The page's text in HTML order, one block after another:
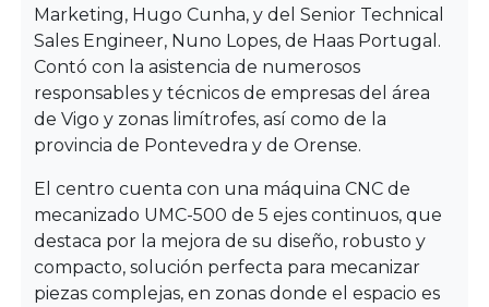
Marketing, Hugo Cunha, y del Senior Technical
Sales Engineer, Nuno Lopes, de Haas Portugal.
Contó con la asistencia de numerosos
responsables y técnicos de empresas del área
de Vigo y zonas limítrofes, así como de la
provincia de Pontevedra y de Orense.
El centro cuenta con una máquina CNC de
mecanizado UMC-500 de 5 ejes continuos, que
destaca por la mejora de su diseño, robusto y
compacto, solución perfecta para mecanizar
piezas complejas, en zonas donde el espacio es